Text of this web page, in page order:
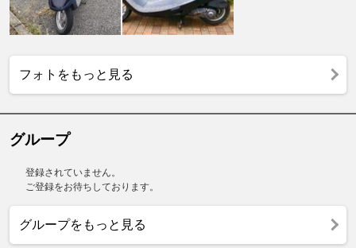
フォトをもっと見る
グループ
登録されていません。
ご登録をお待ちしております。
グループをもっと見る